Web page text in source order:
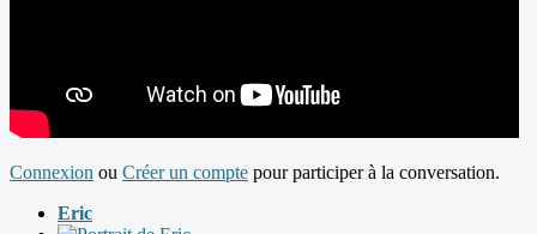
Connexion ou Créer un compte pour participer à la conversation.
Eric